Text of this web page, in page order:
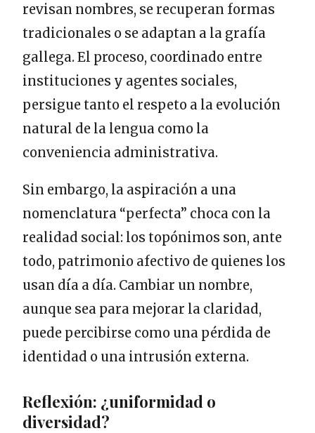
revisan nombres, se recuperan formas
tradicionales o se adaptan a la grafía
gallega. El proceso, coordinado entre
instituciones y agentes sociales,
persigue tanto el respeto a la evolución
natural de la lengua como la
conveniencia administrativa.
Sin embargo, la aspiración a una
nomenclatura “perfecta” choca con la
realidad social: los topónimos son, ante
todo, patrimonio afectivo de quienes los
usan día a día. Cambiar un nombre,
aunque sea para mejorar la claridad,
puede percibirse como una pérdida de
identidad o una intrusión externa.
Reflexión: ¿uniformidad o
diversidad?